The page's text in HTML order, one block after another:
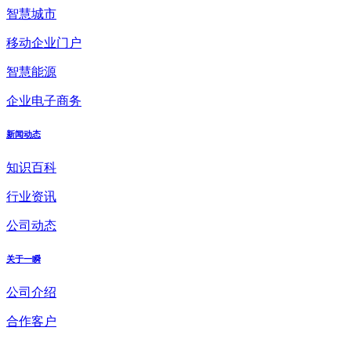
智慧城市
移动企业门户
智慧能源
企业电子商务
新闻动态
知识百科
行业资讯
公司动态
关于一瞬
公司介绍
合作客户